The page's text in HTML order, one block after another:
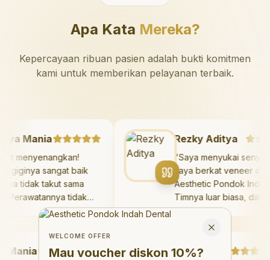
Apa Kata Mereka?
Kepercayaan ribuan pasien adalah bukti komitmen
kami untuk memberikan pelayanan terbaik.
Mania
Sangat menyenangkan!
giginya sangat baik
saya tidak takut sama
Perawatannya tidak
dan saya bisa bermain
suka pergi ke dokter
sekarang!"
Rezky Aditya
"Saya menyukai
saya berkat veneer
Aesthetic Pondok
Timnya luar biasa,
hasilnya melebihi
saya. Saya
hari.
Welcome Offer
Mau voucher diskon <strong>10%</strong>?
WELCOME OFFER
Mau voucher diskon 10%?
Close